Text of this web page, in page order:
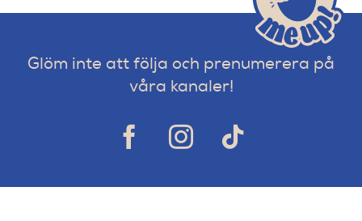
Glöm inte att följa och prenumerera på
våra kanaler!